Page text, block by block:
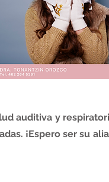
auditiva y
¡Espero ser su